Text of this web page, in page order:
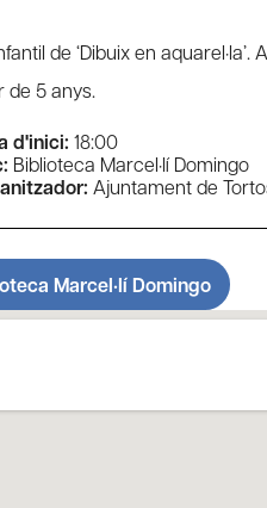
de ‘Dibuix en
de 5 anys.
d'inici: 18:00
Biblioteca Marcel·lí Domingo
Ajuntament de
Marcel·lí Domingo